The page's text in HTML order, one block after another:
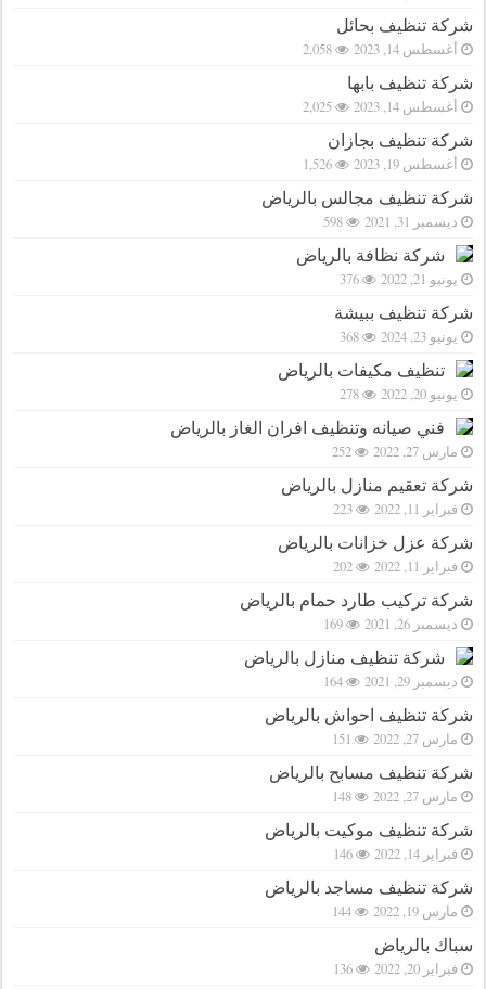
شركة تنظيف بحائل
أغسطس 14, 2023 2,058
شركة تنظيف بابها
أغسطس 14, 2023 2,025
شركة تنظيف بجازان
أغسطس 19, 2023 1,526
شركة تنظيف مجالس بالرياض
ديسمبر 31, 2021 598
شركة نظافة بالرياض
يونيو 21, 2022 376
شركة تنظيف ببيشة
يونيو 23, 2024 368
تنظيف مكيفات بالرياض
يونيو 20, 2022 278
فني صيانه وتنظيف افران الغاز بالرياض
مارس 27, 2022 252
شركة تعقيم منازل بالرياض
فبراير 11, 2022 223
شركة عزل خزانات بالرياض
فبراير 11, 2022 202
شركة تركيب طارد حمام بالرياض
ديسمبر 26, 2021 169
شركة تنظيف منازل بالرياض
ديسمبر 29, 2021 164
شركة تنظيف احواش بالرياض
مارس 27, 2022 151
شركة تنظيف مسابح بالرياض
مارس 27, 2022 148
شركة تنظيف موكيت بالرياض
فبراير 14, 2022 146
شركة تنظيف مساجد بالرياض
مارس 19, 2022 144
سباك بالرياض
فبراير 20, 2022 136